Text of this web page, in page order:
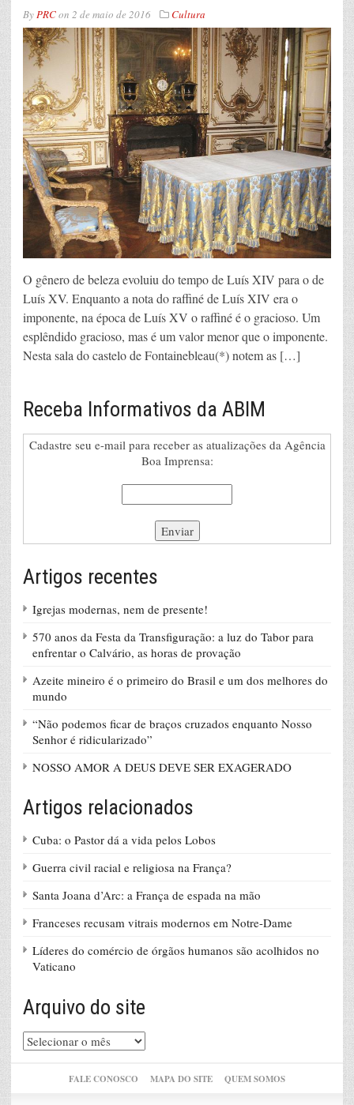
ByPRCon 2 de maio de 2016 Cultura
O gênero de beleza evoluiu do tempo de Luís XIV para o de
Luís XV. Enquanto a nota do raffiné de Luís XIV era o
imponente, na época de Luís XV o raffiné é o gracioso. Um
esplêndido gracioso, mas é um valor menor que o imponente.
Nesta sala do castelo de Fontainebleau(*) notem as […]
Receba Informativos da ABIM
Cadastre seu e-mail para receber as atualizações da Agência
Boa Imprensa:
Artigos recentes
Igrejas modernas, nem de presente!
570 anos da Festa da Transfiguração: a luz do Tabor para
enfrentar o Calvário, as horas de provação
Azeite mineiro é o primeiro do Brasil e um dos melhores do
mundo
“Não podemos ficar de braços cruzados enquanto Nosso
Senhor é ridicularizado”
NOSSO AMOR A DEUS DEVE SER EXAGERADO
Artigos relacionados
Cuba: o Pastor dá a vida pelos Lobos
Guerra civil racial e religiosa na França?
Santa Joana d’Arc: a França de espada na mão
Franceses recusam vitrais modernos em Notre-Dame
Líderes do comércio de órgãos humanos são acolhidos no
Vaticano
Arquivo do site
Arquivo
do
FALE CONOSCO MAPA DO SITE QUEM SOMOS